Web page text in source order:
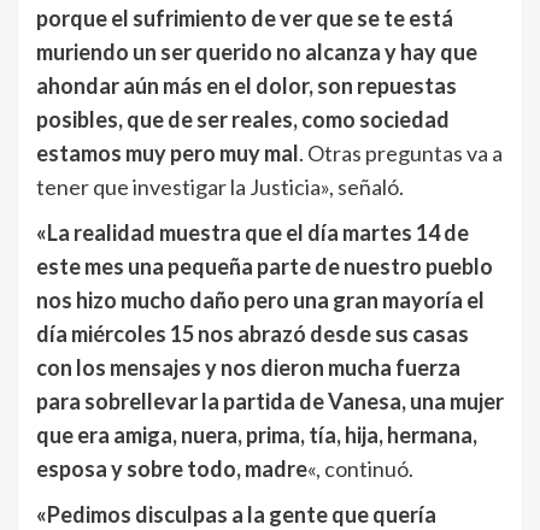
porque el sufrimiento de ver que se te está
muriendo un ser querido no alcanza y hay que
ahondar aún más en el dolor, son repuestas
posibles, que de ser reales, como sociedad
estamos muy pero muy mal. Otras preguntas va a
tener que investigar la Justicia», señaló.
«La realidad muestra que el día martes 14 de
este mes una pequeña parte de nuestro pueblo
nos hizo mucho daño pero una gran mayoría el
día miércoles 15 nos abrazó desde sus casas
con los mensajes y nos dieron mucha fuerza
para sobrellevar la partida de Vanesa, una mujer
que era amiga, nuera, prima, tía, hija, hermana,
esposa y sobre todo, madre«, continuó.
«Pedimos disculpas a la gente que quería